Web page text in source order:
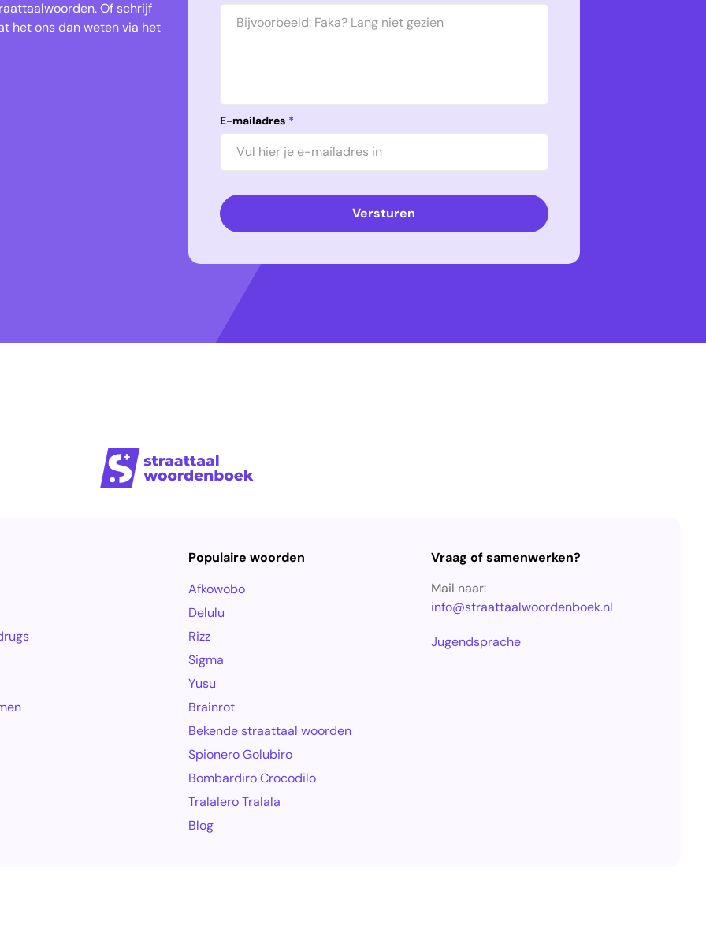
Of schrijf
het ons dan weten via het
E-mailadres *
Versturen
Populaire woorden
Afkowobo
Delulu
Rizz
Sigma
Yusu
Brainrot
Bekende straattaal woorden
Spionero Golubiro
Bombardiro Crocodilo
Tralalero Tralala
Blog
Vraag of samenwerken?
Mail naar:
info@straattaalwoordenboek.nl
Jugendsprache